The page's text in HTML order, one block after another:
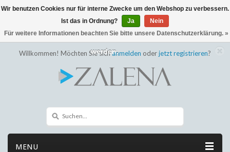
Willkommen! Möchten Sie sichanmelden oderjetzt registrieren?
MENU
Wir benutzen Cookies nur für interne Zwecke um den Webshop zu verbessern.
Ist das in Ordnung?
Ja
Nein
Für weitere Informationen beachten Sie bitte unsere Datenschutzerklärung. »
← Zurück zum BackofficeDieser Shop befindet sich im Aufbau
Eventuell können nicht alle Bestellungen eingehalten oder erfüllt
werden.